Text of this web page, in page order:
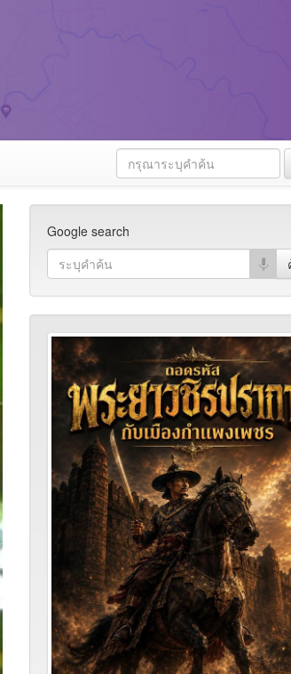
Google search